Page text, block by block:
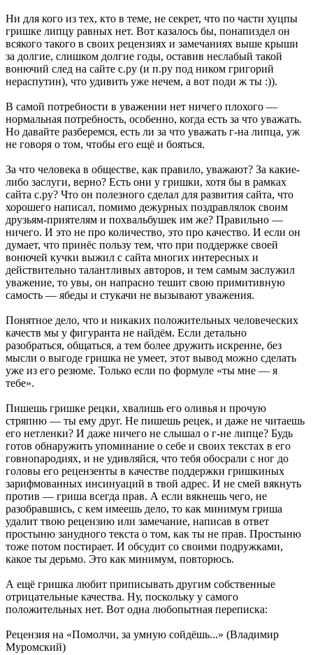
Ни для кого из тех, кто в теме, не секрет, что по части хуцпы
гришке липцу равных нет. Вот казалось бы, понапиздел он
всякого такого в своих рецензиях и замечаниях выше крыши
за долгие, слишком долгие годы, оставив неслабый такой
вонючий след на сайте с.ру (и п.ру под ником григорий
нераспутин), что удивить уже нечем, а вот поди ж ты :)).
В самой потребности в уважении нет ничего плохого —
нормальная потребность, особенно, когда есть за что уважать.
Но давайте разберемся, есть ли за что уважать г-на липца, уж
не говоря о том, чтобы его ещё и бояться.
За что человека в обществе, как правило, уважают? За какие-
либо заслуги, верно? Есть они у гришки, хотя бы в рамках
сайта с.ру? Что он полезного сделал для развития сайта, что
хорошего написал, помимо дежурных поздравлялок своим
друзьям-приятелям и похвальбушек им же? Правильно —
ничего. И это не про количество, это про качество. И если он
думает, что принёс пользу тем, что при поддержке своей
вонючей кучки выжил с сайта многих интересных и
действительно талантливых авторов, и тем самым заслужил
уважение, то увы, он напрасно тешит свою примитивную
самость — ябеды и стукачи не вызывают уважения.
Понятное дело, что и никаких положительных человеческих
качеств мы у фигуранта не найдём. Если детально
разобраться, общаться, а тем более дружить искренне, без
мысли о выгоде гришка не умеет, этот вывод можно сделать
уже из его резюме. Только если по формуле «ты мне — я
тебе».
Пишешь гришке рецки, хвалишь его оливья и прочую
стряпню — ты ему друг. Не пишешь рецек, и даже не читаешь
его нетленки? И даже ничего не слышал о г-не липце? Будь
готов обнаружить упоминание о себе и своих текстах в его
говнопародиях, и не удивляйся, что тебя обосрали с ног до
головы его рецензенты в качестве поддержки гришкиных
зарифмованных инсинуаций в твой адрес. И не смей вякнуть
против — гриша всегда прав. А если вякнешь чего, не
разобравшись, с кем имеешь дело, то как минимум гриша
удалит твою рецензию или замечание, написав в ответ
простыню занудного текста о том, как ты не прав. Простыню
тоже потом постирает. И обсудит со своими подружками,
какое ты дерьмо. Это как минимум, повторюсь.
А ещё гришка любит приписывать другим собственные
отрицательные качества. Ну, поскольку у самого
положительных нет. Вот одна любопытная переписка:
Рецензия на «Помолчи, за умную сойдёшь...» (Владимир
Муромский)